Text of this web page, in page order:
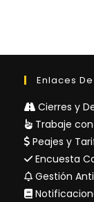
Enlaces
Cierres y
Trabaje
Peajes y
Encuesta
Gestión